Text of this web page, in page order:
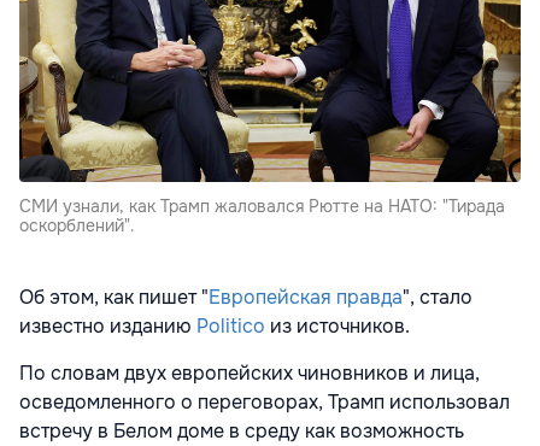
СМИ узнали, как Трамп жаловался Рютте на НАТО: "Тирада
оскорблений".
Об этом, как пишет "Европейская правда", стало
известно изданию Politico из источников.
По словам двух европейских чиновников и лица,
осведомленного о переговорах, Трамп использовал
встречу в Белом доме в среду как возможность